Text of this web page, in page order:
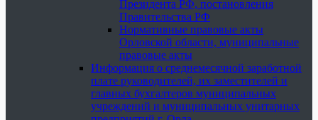
Президента РФ, постановления
Правительства РФ
Нормативные правовые акты
Орловской области, муниципальные
правовые акты
Информация о среднемесячной заработной
плате руководителей, их заместителей и
главных бухгалтеров муниципальных
учреждений и муниципальных унитарных